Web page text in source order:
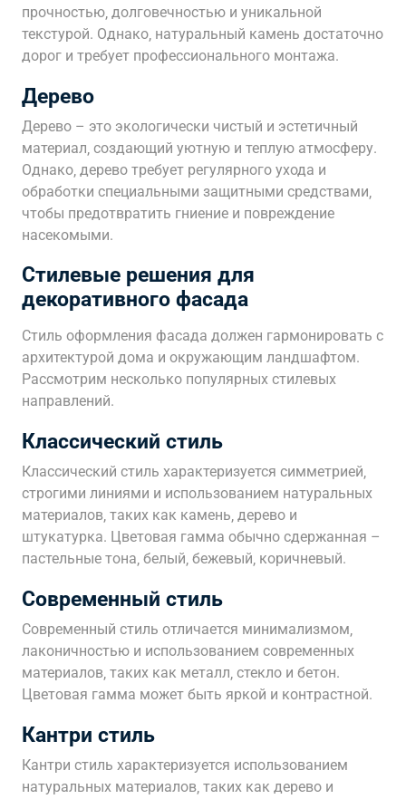
прочностью‚ долговечностью и уникальной
текстурой. Однако‚ натуральный камень достаточно
дорог и требует профессионального монтажа.
Дерево
Дерево – это экологически чистый и эстетичный
материал‚ создающий уютную и теплую атмосферу.
Однако‚ дерево требует регулярного ухода и
обработки специальными защитными средствами‚
чтобы предотвратить гниение и повреждение
насекомыми.
Стилевые решения для
декоративного фасада
Стиль оформления фасада должен гармонировать с
архитектурой дома и окружающим ландшафтом.
Рассмотрим несколько популярных стилевых
направлений.
Классический стиль
Классический стиль характеризуется симметрией‚
строгими линиями и использованием натуральных
материалов‚ таких как камень‚ дерево и
штукатурка. Цветовая гамма обычно сдержанная –
пастельные тона‚ белый‚ бежевый‚ коричневый.
Современный стиль
Современный стиль отличается минимализмом‚
лаконичностью и использованием современных
материалов‚ таких как металл‚ стекло и бетон.
Цветовая гамма может быть яркой и контрастной.
Кантри стиль
Кантри стиль характеризуется использованием
натуральных материалов‚ таких как дерево и